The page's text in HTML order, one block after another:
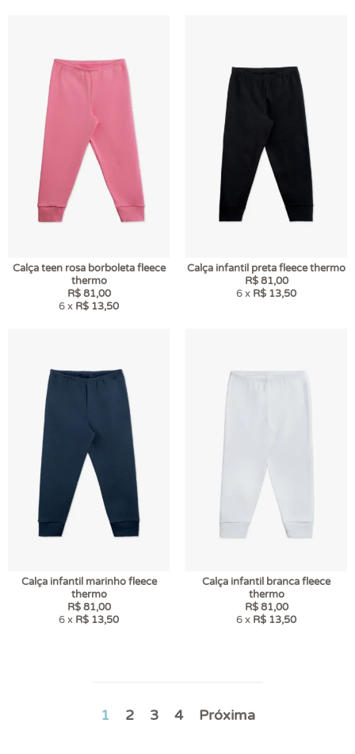
Calça teen rosa borboleta fleece
thermo
R$ 81,00
6 x R$ 13,50
Calça infantil preta fleece thermo
R$ 81,00
6 x R$ 13,50
Calça infantil marinho fleece
thermo
R$ 81,00
6 x R$ 13,50
Calça infantil branca fleece
thermo
R$ 81,00
6 x R$ 13,50
1 2 3 4 Próxima